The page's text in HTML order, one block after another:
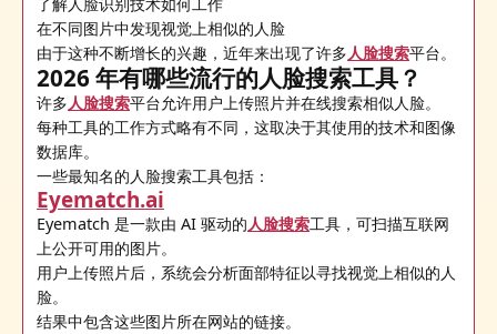
在不同图片中发现视觉上相似的人脸
由于这种不断增长的兴趣，近年来出现了许多人脸搜索平台。
2026 年有哪些流行的人脸搜索工具？
许多人脸搜索平台允许用户上传照片并在线搜索相似人脸。
每种工具的工作方式略有不同，这取决于其使用的技术和图像
数据库。
一些最知名的人脸搜索工具包括：
Eyematch.ai
Eyematch 是一款由 AI 驱动的人脸搜索工具，可扫描互联网
上公开可用的图片。
用户上传照片后，系统会分析面部特征以寻找视觉上相似的人
脸。
结果中包含这些图片所在网站的链接。